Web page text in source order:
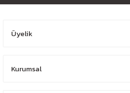
Üyelik
Kurumsal